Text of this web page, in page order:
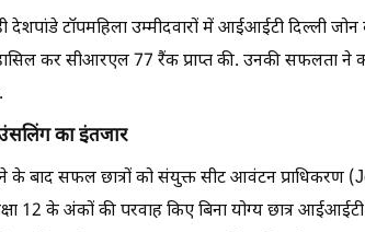
टॉपमहिला उम्मीदवारों में आईआईटी दिल्ली
कर सीआरएल 77 रैंक प्राप्त की. उनकी सफलता ने
का इंतजार
के बाद सफल छात्रों को संयुक्त सीट आवंटन
12 के अंकों की परवाह किए बिना योग्य छात्र